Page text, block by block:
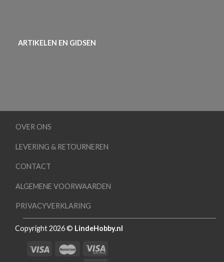
ARTIKELEN EN GIDSEN
OVER ONS
LEVERING & RETOURNEREN
CONTACT
ALGEMENE VOORWAARDEN
PRIVACYVERKLARING
Copyright 2026 © LindeHobby.nl